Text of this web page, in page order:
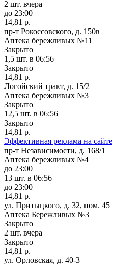
2 шт. вчера
до 23:00
14,81 р.
пр-т Рокоссовского, д. 150в
Аптека бережливых №11
Закрыто
1,5 шт. в 06:56
Закрыто
14,81 р.
Логойский тракт, д. 15/2
Аптека бережливых №3
Закрыто
12,5 шт. в 06:56
Закрыто
14,81 р.
Эффективная реклама на сайте
пр-т Независимости, д. 168/1
Аптека бережливых №4
до 23:00
13 шт. в 06:56
до 23:00
14,81 р.
ул. Притыцкого, д. 32, пом. 45
Аптека Бережливых №3
Закрыто
2 шт. вчера
Закрыто
14,81 р.
ул. Орловская, д. 40-3